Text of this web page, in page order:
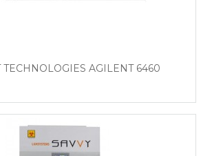
TECHNOLOGIES AGILENT 6460